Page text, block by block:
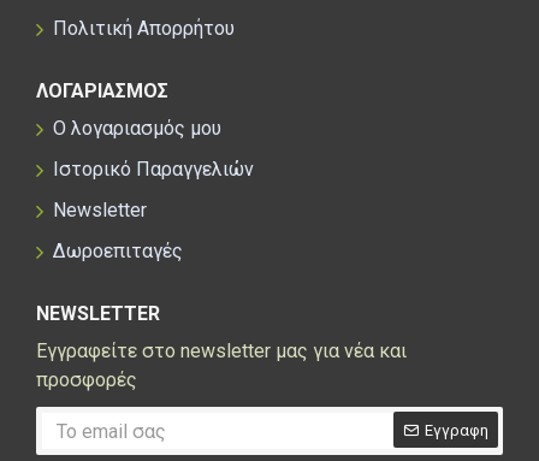
Πολιτική Απορρήτου
ΛΟΓΑΡΙΑΣΜΟΣ
Ο λογαριασμός μου
Ιστορικό Παραγγελιών
Newsletter
Δωροεπιταγές
NEWSLETTER
Εγγραφείτε στο newsletter μας για νέα και
προσφορές
Εγγραφη